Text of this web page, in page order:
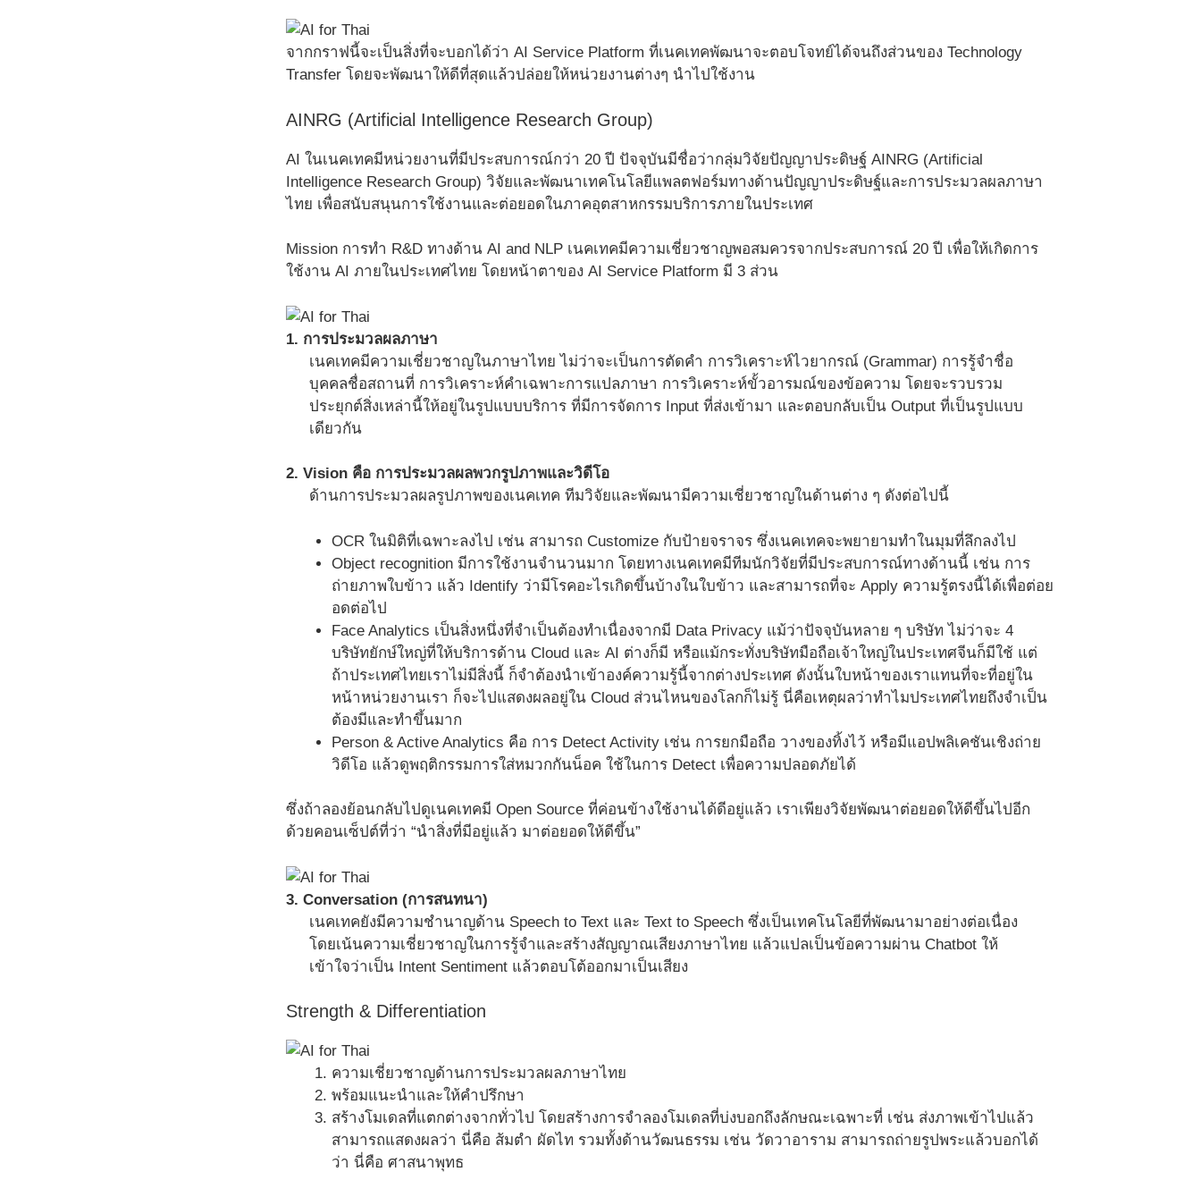
จากกราฟนี้จะเป็นสิ่งที่จะบอกได้ว่า AI Service Platform ที่เนคเทคพัฒนาจะตอบโจทย์ได้จนถึงส่วนของ Technology
Transfer โดยจะพัฒนาให้ดีที่สุดแล้วปล่อยให้หน่วยงานต่างๆ นำไปใช้งาน
AINRG (Artificial Intelligence Research Group)
AI ในเนคเทคมีหน่วยงานที่มีประสบการณ์กว่า 20 ปี ปัจจุบันมีชื่อว่ากลุ่มวิจัยปัญญาประดิษฐ์ AINRG (Artificial
Intelligence Research Group) วิจัยและพัฒนาเทคโนโลยีแพลตฟอร์มทางด้านปัญญาประดิษฐ์และการประมวลผลภาษา
ไทย เพื่อสนับสนุนการใช้งานและต่อยอดในภาคอุตสาหกรรมบริการภายในประเทศ
Mission การทำ R&D ทางด้าน AI and NLP เนคเทคมีความเชี่ยวชาญพอสมควรจากประสบการณ์ 20 ปี เพื่อให้เกิดการ
ใช้งาน AI ภายในประเทศไทย โดยหน้าตาของ AI Service Platform มี 3 ส่วน
1. การประมวลผลภาษา
เนคเทคมีความเชี่ยวชาญในภาษาไทย ไม่ว่าจะเป็นการตัดคำ การวิเคราะห์ไวยากรณ์ (Grammar) การรู้จำชื่อ
บุคคลชื่อสถานที่ การวิเคราะห์คำเฉพาะการแปลภาษา การวิเคราะห์ขั้วอารมณ์ของข้อความ โดยจะรวบรวม
ประยุกต์สิ่งเหล่านี้ให้อยู่ในรูปแบบบริการ ที่มีการจัดการ Input ที่ส่งเข้ามา และตอบกลับเป็น Output ที่เป็นรูปแบบ
เดียวกัน
2. Vision คือ การประมวลผลพวกรูปภาพและวิดีโอ
ด้านการประมวลผลรูปภาพของเนคเทค ทีมวิจัยและพัฒนามีความเชี่ยวชาญในด้านต่าง ๆ ดังต่อไปนี้
OCR ในมิติที่เฉพาะลงไป เช่น สามารถ Customize กับป้ายจราจร ซึ่งเนคเทคจะพยายามทำในมุมที่ลึกลงไป
Object recognition มีการใช้งานจำนวนมาก โดยทางเนคเทคมีทีมนักวิจัยที่มีประสบการณ์ทางด้านนี้ เช่น การ
ถ่ายภาพใบข้าว แล้ว Identify ว่ามีโรคอะไรเกิดขึ้นบ้างในใบข้าว และสามารถที่จะ Apply ความรู้ตรงนี้ได้เพื่อต่อย
อดต่อไป
Face Analytics เป็นสิ่งหนึ่งที่จำเป็นต้องทำเนื่องจากมี Data Privacy แม้ว่าปัจจุบันหลาย ๆ บริษัท ไม่ว่าจะ 4
บริษัทยักษ์ใหญ่ที่ให้บริการด้าน Cloud และ AI ต่างก็มี หรือแม้กระทั่งบริษัทมือถือเจ้าใหญ่ในประเทศจีนก็มีใช้ แต่
ถ้าประเทศไทยเราไม่มีสิ่งนี้ ก็จำต้องนำเข้าองค์ความรู้นี้จากต่างประเทศ ดังนั้นใบหน้าของเราแทนที่จะที่อยู่ใน
หน้าหน่วยงานเรา ก็จะไปแสดงผลอยู่ใน Cloud ส่วนไหนของโลกก็ไม่รู้ นี่คือเหตุผลว่าทำไมประเทศไทยถึงจำเป็น
ต้องมีและทำขึ้นมาก
Person & Active Analytics คือ การ Detect Activity เช่น การยกมือถือ วางของทิ้งไว้ หรือมีแอปพลิเคชันเชิงถ่าย
วิดีโอ แล้วดูพฤติกรรมการใส่หมวกกันน็อค ใช้ในการ Detect เพื่อความปลอดภัยได้
ซึ่งถ้าลองย้อนกลับไปดูเนคเทคมี Open Source ที่ค่อนข้างใช้งานได้ดีอยู่แล้ว เราเพียงวิจัยพัฒนาต่อยอดให้ดีขึ้นไปอีก
ด้วยคอนเซ็ปต์ที่ว่า “นำสิ่งที่มีอยู่แล้ว มาต่อยอดให้ดีขึ้น”
3. Conversation (การสนทนา)
เนคเทคยังมีความชำนาญด้าน Speech to Text และ Text to Speech ซึ่งเป็นเทคโนโลยีที่พัฒนามาอย่างต่อเนื่อง
โดยเน้นความเชี่ยวชาญในการรู้จำและสร้างสัญญาณเสียงภาษาไทย แล้วแปลเป็นข้อความผ่าน Chatbot ให้
เข้าใจว่าเป็น Intent Sentiment แล้วตอบโต้ออกมาเป็นเสียง
Strength & Differentiation
ความเชี่ยวชาญด้านการประมวลผลภาษาไทย
พร้อมแนะนำและให้คำปรึกษา
สร้างโมเดลที่แตกต่างจากทั่วไป โดยสร้างการจำลองโมเดลที่บ่งบอกถึงลักษณะเฉพาะที่ เช่น ส่งภาพเข้าไปแล้ว
สามารถแสดงผลว่า นี่คือ ส้มตำ ผัดไท รวมทั้งด้านวัฒนธรรม เช่น วัดวาอาราม สามารถถ่ายรูปพระแล้วบอกได้
ว่า นี่คือ ศาสนาพุทธ